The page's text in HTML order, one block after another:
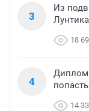
3
Из
18
4
14